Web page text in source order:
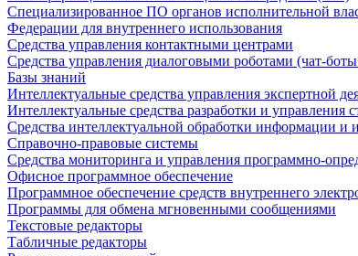
Специализированное ПО органов исполнительной
Федерации для внутреннего использования
Средства управления контактными центрами
Средства управления диалоговыми роботами (чат-
Базы знаний
Интеллектуальные средства управления экспертной
Интеллектуальные средства разработки и управления
Средства интеллектуальной обработки информации и
Справочно-правовые системы
Средства мониторинга и управления программно-
Офисное программное обеспечение
Программное обеспечение средств внутреннего
Программы для обмена мгновенными сообщениями
Текстовые редакторы
Табличные редакторы